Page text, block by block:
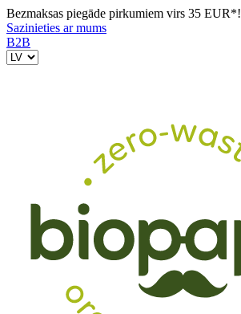
Bezmaksas piegāde pirkumiem virs 35 EUR*!
Sazinieties ar mums
B2B